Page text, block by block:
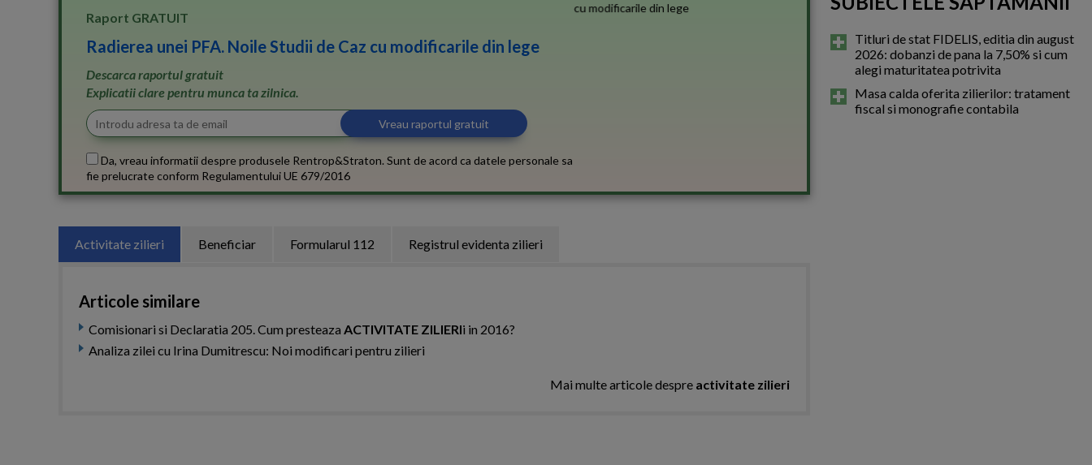
Raport GRATUIT
Radierea unei PFA. Noile Studii de Caz cu modificarile din lege
Descarca raportul gratuit
Explicatii clare pentru munca ta zilnica.
Da, vreau informatii despre produsele Rentrop&Straton. Sunt de acord ca datele personale sa
fie prelucrate conform Regulamentului UE 679/2016
Activitate zilieri Beneficiar Formularul 112 Registrul evidenta zilieri
Articole similare
Comisionari si Declaratia 205. Cum presteaza ACTIVITATE ZILIERIi in 2016?
Analiza zilei cu Irina Dumitrescu: Noi modificari pentru zilieri
Mai multe articole despre activitate zilieri
Titluri de stat FIDELIS, editia din august
2026: dobanzi de pana la 7,50% si cum
alegi maturitatea potrivita
Masa calda oferita zilierilor: tratament
fiscal si monografie contabila